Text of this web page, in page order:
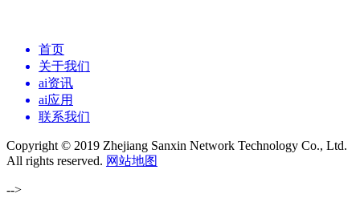
首页
关于我们
ai资讯
ai应用
联系我们
Copyright © 2019 Zhejiang Sanxin Network Technology Co., Ltd.
All rights reserved. 网站地图
-->